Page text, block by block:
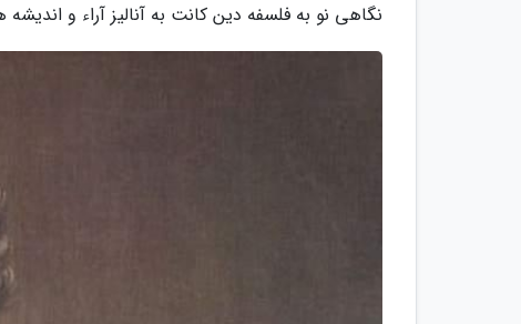
نگاهی نو به فلسفه دین کانت به آنالیز آراء و